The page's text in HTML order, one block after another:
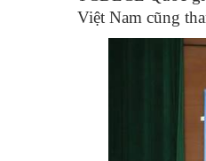
Việt Nam cũng